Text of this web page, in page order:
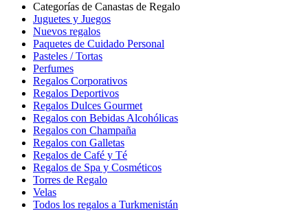
Categorías de Canastas de Regalo
Juguetes y Juegos
Nuevos regalos
Paquetes de Cuidado Personal
Pasteles / Tortas
Perfumes
Regalos Corporativos
Regalos Deportivos
Regalos Dulces Gourmet
Regalos con Bebidas Alcohólicas
Regalos con Champaña
Regalos con Galletas
Regalos de Café y Té
Regalos de Spa y Cosméticos
Torres de Regalo
Velas
Todos los regalos a Turkmenistán